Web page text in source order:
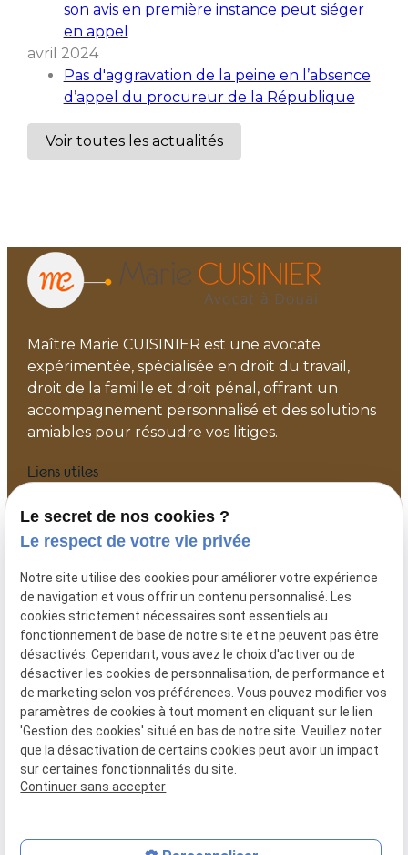
son avis en première instance peut siéger
en appel
avril 2024
Pas d'aggravation de la peine en l’absence
d’appel du procureur de la République
Voir toutes les actualités
Maître Marie CUISINIER est une avocate
expérimentée, spécialisée en droit du travail,
droit de la famille et droit pénal, offrant un
accompagnement personnalisé et des solutions
amiables pour résoudre vos litiges.
Liens utiles
Accueil
Votre avocat
Contact
Plan du site
Mentions légales
Politique de confidentialité
Gestion des cookies
Me contacter
06 41 53 34 49
cuisiniermarie@yahoo.fr
Le secret de nos cookies ?
Le respect de votre vie privée
Notre site utilise des cookies pour améliorer votre expérience
de navigation et vous offrir un contenu personnalisé. Les
cookies strictement nécessaires sont essentiels au
fonctionnement de base de notre site et ne peuvent pas être
désactivés. Cependant, vous avez le choix d'activer ou de
désactiver les cookies de personnalisation, de performance et
de marketing selon vos préférences. Vous pouvez modifier vos
paramètres de cookies à tout moment en cliquant sur le lien
'Gestion des cookies' situé en bas de notre site. Veuillez noter
que la désactivation de certains cookies peut avoir un impact
sur certaines fonctionnalités du site.
Continuer sans accepter